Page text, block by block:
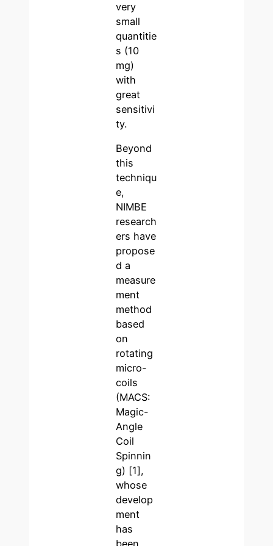
very
small
quantitie
s (10
mg)
with
great
sensitivi
ty.
Beyond
this
techniqu
e,
NIMBE
research
ers have
propose
d a
measure
ment
method
based
on
rotating
micro-
coils
(MACS:
Magic-
Angle
Coil
Spinnin
g) [1],
whose
develop
ment
has